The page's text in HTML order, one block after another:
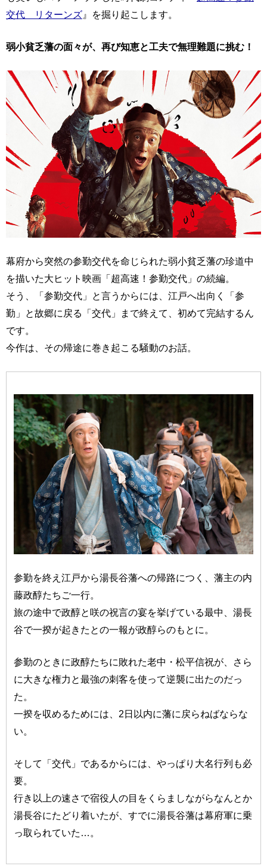
交代 リターンズ 』を掘り起こします。
弱小貧乏藩の面々が、再び知恵と工夫で無理難題に挑む！
幕府から突然の参勤交代を命じられた弱小貧乏藩の珍道中
を描いた大ヒット映画「超高速！参勤交代」の続編。
そう、「参勤交代」と言うからには、江戸へ出向く「参
勤」と故郷に戻る「交代」まで終えて、初めて完結するん
です。
今作は、その帰途に巻き起こる騒動のお話。
参勤を終え江戸から湯長谷藩への帰路につく、藩主の内
藤政醇たちご一行。
旅の途中で政醇と咲の祝言の宴を挙げている最中、湯長
谷で一揆が起きたとの一報が政醇らのもとに。
参勤のときに政醇たちに敗れた老中・松平信祝が、さら
に大きな権力と最強の刺客を使って逆襲に出たのだっ
た。
一揆を収めるためには、2日以内に藩に戻らねばならな
い。
そして「交代」であるからには、やっぱり大名行列も必
要。
行き以上の速さで宿役人の目をくらましながらなんとか
湯長谷にたどり着いたが、すでに湯長谷藩は幕府軍に乗
っ取られていた…。